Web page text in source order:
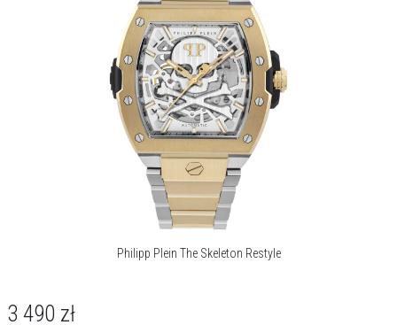
Philipp Plein The Skeleton Restyle
3 490 zł